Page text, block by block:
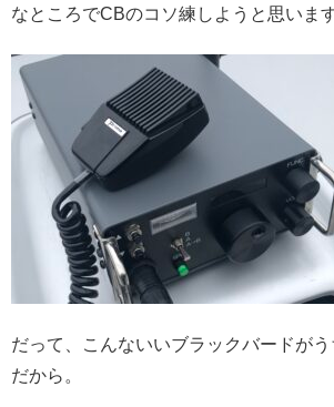
なところでCBのコソ練しようと思います
だって、こんないいブラックバードが
だから。